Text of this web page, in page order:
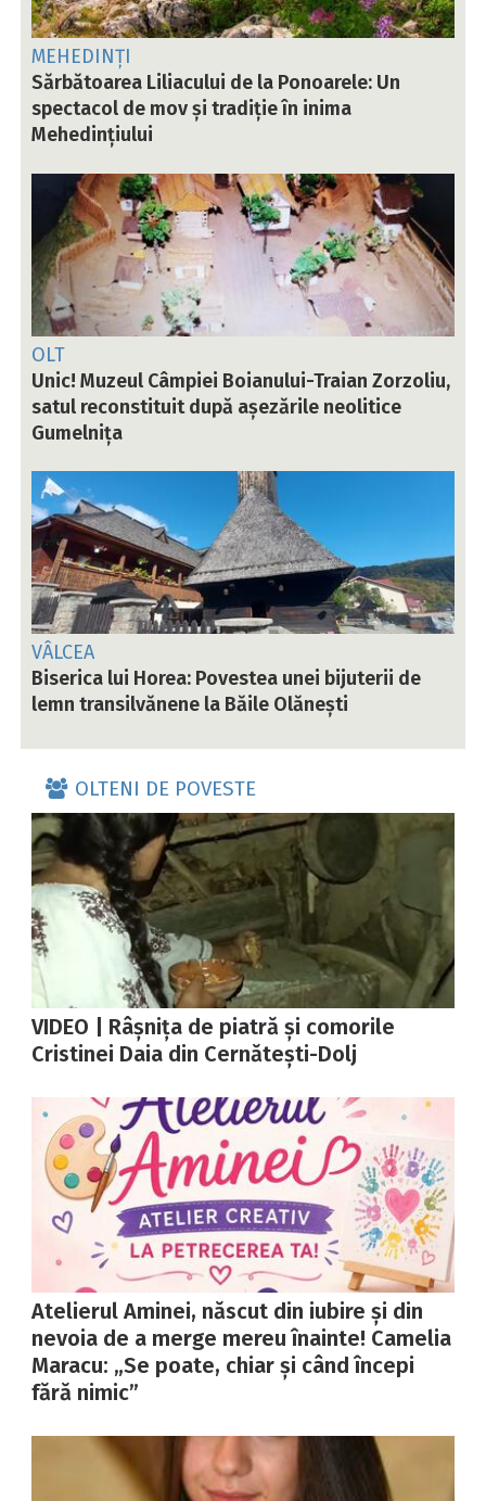
MEHEDINȚI
Sărbătoarea Liliacului de la Ponoarele: Un
spectacol de mov și tradiție în inima
Mehedințiului
OLT
Unic! Muzeul Câmpiei Boianului-Traian Zorzoliu,
satul reconstituit după așezările neolitice
Gumelnița
VÂLCEA
Biserica lui Horea: Povestea unei bijuterii de
lemn transilvănene la Băile Olănești
OLTENI DE POVESTE
VIDEO | Râșnița de piatră și comorile
Cristinei Daia din Cernătești-Dolj
Atelierul Aminei, născut din iubire și din
nevoia de a merge mereu înainte! Camelia
Maracu: „Se poate, chiar și când începi
fără nimic”